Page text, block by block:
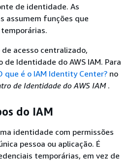
de identidade. As
assumem funções que
acesso centralizado,
de Identidade do AWS IAM. Para
que é o IAM Identity Center? no
de Identidade do AWS IAM.
do IAM
identidade com permissões
pessoa ou aplicação. É
temporárias, em vez de